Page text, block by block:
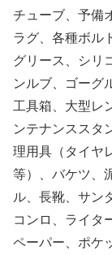
チューブ、予備
ラグ、各種ボル
グリース、シリ
ンルブ、ゴーグ
工具箱、大型レ
ンテナンススタ
理用具（タイヤ
等）、バケツ、
ル、長靴、サン
コンロ、ライタ
ペーパー、ポケ